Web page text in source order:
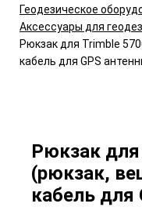
Геодезическое
Аксессуары для
Рюкзак для Trimble
кабель для GPS
Рюкзак
(рюкзак,
кабель для